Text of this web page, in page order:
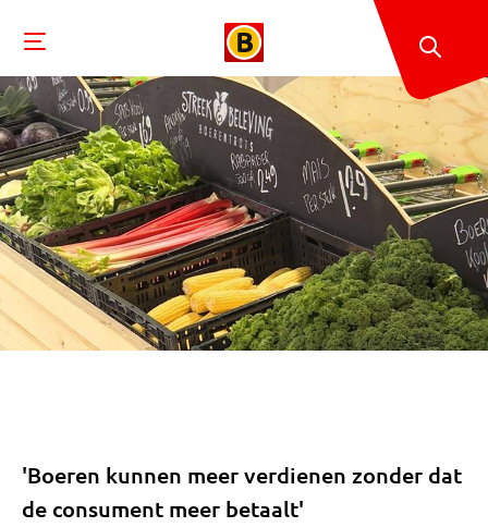
'Boeren kunnen meer verdienen zonder dat
de consument meer betaalt'